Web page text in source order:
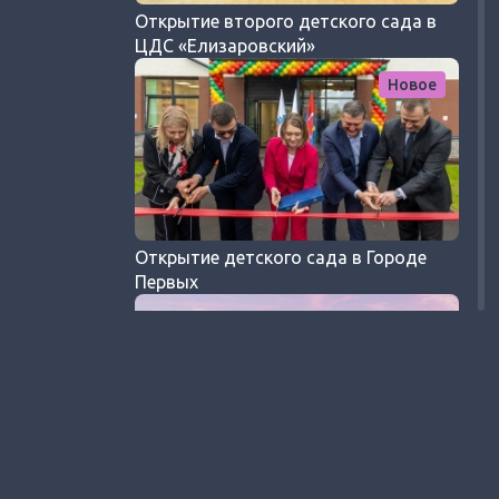
Открытие второго детского сада в
ЦДС «Елизаровский»
Новое
Открытие детского сада в Городе
Первых